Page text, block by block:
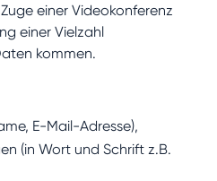
einer Videokonferenz
einer Vielzahl
kommen.
E-Mail-Adresse),
(in Wort und Schrift z.B.